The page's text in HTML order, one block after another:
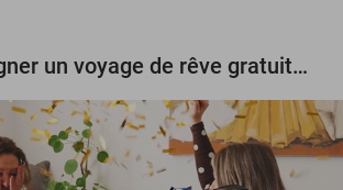
Tentez de gagner un voyage de rêve gratuit d'une valeur de 3.000 € !